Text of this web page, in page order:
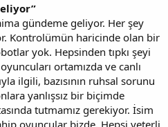
gündeme geliyor. Her şey
Kontrolümün haricinde olan bir
yok. Hepsinden tıpkı şeyi
ortamızda ve canlı
ilgili, bazısının ruhsal sorunu
yanlışsız bir biçimde
tutmamız gerekiyor. İsim
oyuncular bizde. Hepsi yeterli